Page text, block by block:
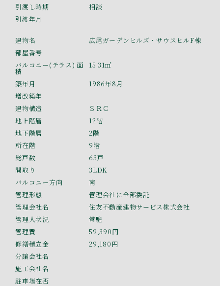
引渡し時期
相談
引渡年月
建物名
広尾ガーデンヒルズ・サウスヒルF棟
部屋番号
バルコニー(テラス) 面
積
15.31㎡
築年月
1986年8月
増改築年
建物構造
ＳＲＣ
地上階層
12階
地下階層
2階
所在階
9階
総戸数
63戸
間取り
3LDK
バルコニー方向
南
管理形態
管理会社に全部委託
管理会社名
住友不動産建物サービス株式会社
管理人状況
常駐
管理費
59,390円
修繕積立金
29,180円
分譲会社名
施工会社名
駐車場在否